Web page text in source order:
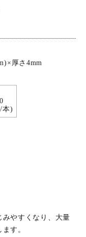
厚さ4mm
本)
やすくなり、大量
す。